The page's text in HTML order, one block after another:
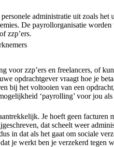
administratie uit zoals het
De payrollorganisatie
zzp’ers.
voor zzp’ers en freelancers, of
opdrachtgever vraagt hoe je
bij het voltooien van een
‘payrolling’ voor jou als
Je hoeft geen facturen
dat scheelt weer
in dat als het gaat om sociale
je werkt ben je verzekerd tegen